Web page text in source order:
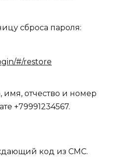
сброса пароля:
#/restore
отчество и номер
+79991234567.
код из СМС.